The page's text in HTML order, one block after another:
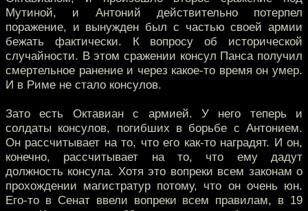
Мутиной, и Антоний действительно потерпел
поражение, и вынужден был с частью своей армии
бежать фактически. К вопросу об исторической
случайности. В этом сражении консул Панса получил
смертельное ранение и через какое-то время он умер.
И в Риме не стало консулов.
Зато есть Октавиан с армией. У него теперь и
солдаты консулов, погибших в борьбе с Антонием.
Он рассчитывает на то, что его как-то наградят. И он,
конечно, рассчитывает на то, что ему дадут
должность консула. Хотя это вопреки всем законам о
прохождении магистратур потому, что он очень юн.
Его-то в Сенат ввели вопреки всем правилам, в 19